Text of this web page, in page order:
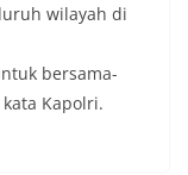
wilayah di
bersama-
Kapolri.